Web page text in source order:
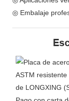
◎ Embalaje